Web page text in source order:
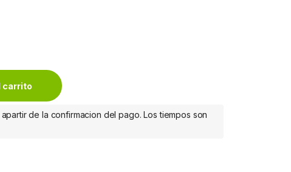
Hembra, Conexión Recta, Negro ANGULO RECTO 4K HEMBRA-
carrito
de la confirmacion del pago. Los tiempos son